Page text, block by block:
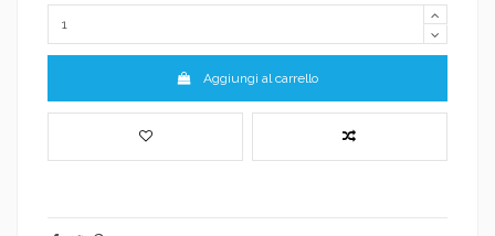
Aggiungi al carrello